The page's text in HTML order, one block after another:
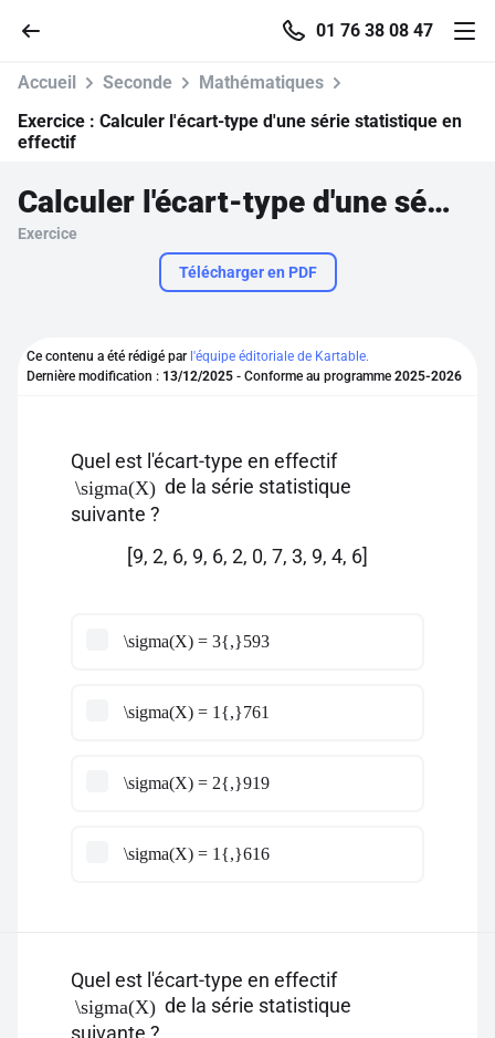
01 76 38 08 47
Parcourir
Se connecter
Pour profiter de 10 contenus offerts.
Accueil Seconde
Mathématiques
Exercice : Calculer l'écart-type d'une série statistique en
effectif
Calculer l'écart-type d'une série statistique en effectif
Exercice
Télécharger en PDF
Ce contenu a été rédigé par l'équipe éditoriale de Kartable.
Dernière modification : 13/12/2025 - Conforme au programme 2025-2026
Quel est l'écart-type en effectif
\sigma(X) de la série statistique
suivante ?
[9, 2, 6, 9, 6, 2, 0, 7, 3, 9, 4, 6]
\sigma(X) = 3{,}593
\sigma(X) = 1{,}761
\sigma(X) = 2{,}919
\sigma(X) = 1{,}616
Quel est l'écart-type en effectif
\sigma(X) de la série statistique
suivante ?